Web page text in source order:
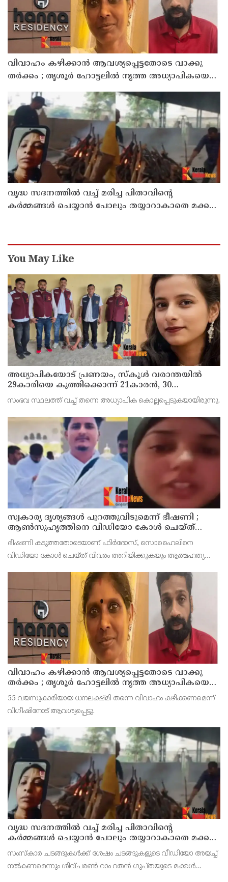
വിവാഹം കഴിക്കാന്‍ ആവശ്യപ്പെട്ടതോടെ വാക്കു
തര്‍ക്കം ; തൃശൂര്‍ ഹോട്ടലില്‍ നൃത്ത അധ്യാപികയെ
കഴുത്തുഞെരിച്ചു കൊലപ്പെടുത്തി സുഹൃത്ത്
വൃദ്ധ സദനത്തില്‍ വച്ച് മരിച്ച പിതാവിന്റെ
കര്‍മ്മങ്ങള്‍ ചെയ്യാന്‍ പോലും തയ്യാറാകാതെ മക്കള്‍
You May Like
അധ്യാപികയോട് പ്രണയം, സ്‌കൂള്‍ വരാന്തയില്‍
29കാരിയെ കുത്തിക്കൊന്ന് 21കാരന്‍, 30
സെക്കന്റില്‍ 34 തവണ കുത്തിയെന്ന് പൊലീസ്
സംഭവ സ്ഥലത്ത് വച്ച് തന്നെ അധ്യാപിക കൊല്ലപ്പെടുകയായിരുന്നു.
സ്വകാര്യ ദൃശ്യങ്ങള്‍ പുറത്തുവിടുമെന്ന് ഭീഷണി ;
ആണ്‍സുഹൃത്തിനെ വിഡിയോ കോള്‍ ചെയ്ത്
യുവതി ജീവനൊടുക്കി
ഭീഷണി കടുത്തതോടെയാണ് ഫിര്‍ദോസ്, സൊഹൈലിനെ
വിഡിയോ കോള്‍ ചെയ്ത് വിവരം അറിയിക്കുകയും ആത്മഹത്യ
വിവാഹം കഴിക്കാന്‍ ആവശ്യപ്പെട്ടതോടെ വാക്കു
തര്‍ക്കം ; തൃശൂര്‍ ഹോട്ടലില്‍ നൃത്ത അധ്യാപികയെ
കഴുത്തുഞെരിച്ചു കൊലപ്പെടുത്തി സുഹൃത്ത്
55 വയസുകാരിയായ ധനലക്ഷ്മി തന്നെ വിവാഹം കഴിക്കണമെന്ന്
വിഗീഷിനോട് ആവശ്യപ്പെട്ടു.
വൃദ്ധ സദനത്തില്‍ വച്ച് മരിച്ച പിതാവിന്റെ
കര്‍മ്മങ്ങള്‍ ചെയ്യാന്‍ പോലും തയ്യാറാകാതെ മക്കള്‍
; ചടങ്ങുകള്‍ വീഡിയോ കോളിലൂടെ ലൈവായി
കണ്ടു !
സംസ്‌കാര ചടങ്ങുകള്‍ക്ക് ശേഷം ചടങ്ങുകളുടെ വീഡിയോ അയച്ച്
നല്‍കണമെന്നും ശിവ്ചരണ്‍ റാം റതന്‍ ഗുപ്തയുടെ മക്കള്‍